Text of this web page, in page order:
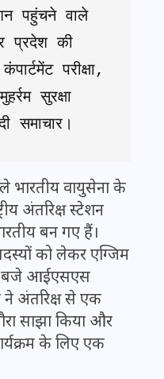
पहुंचने वाले
प्रदेश की
परीक्षा,
सुरक्षा
समाचार।
वायुसेना के
अंतरिक्ष स्टेशन
बन गए हैं।
को लेकर एग्जिम
बजे आईएसएस
ने अंतरिक्ष से एक
साझा किया और
के लिए एक